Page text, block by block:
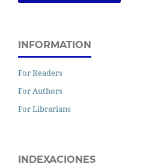
INFORMATION
For Readers
For Authors
For Librarians
INDEXACIONES